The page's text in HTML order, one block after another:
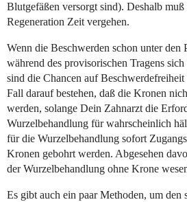
Blutgefäßen versorgt sind). Deshalb
Regeneration Zeit vergehen.
Wenn die Beschwerden schon unter den
während des provisorischen Tragens sich
sind die Chancen auf
Fall darauf bestehen, daß die Kronen
werden, solange Dein Zahnarzt die
Wurzelbehandlung für wahrscheinlich
für die Wurzelbehandlung sofort
Kronen gebohrt werden. Abgesehen
der Wurzelbehandlung ohne Krone
Es gibt auch ein paar Methoden, um den